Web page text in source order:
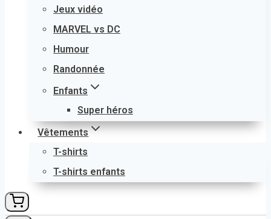
Jeux vidéo
MARVEL vs DC
Humour
Randonnée
Enfants
Super héros
Vêtements
T-shirts
T-shirts enfants